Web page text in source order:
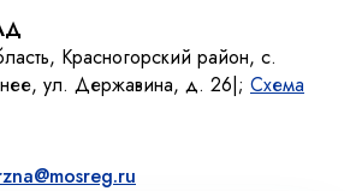
Красногорский район, с.
ул. Державина, д. 26|; Схема